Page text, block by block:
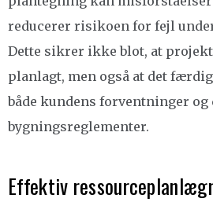
reducerer risikoen for fejl
Dette sikrer ikke blot, at
planlagt, men også at det
både kundens forventninger og
bygningsreglementer.
Effektiv